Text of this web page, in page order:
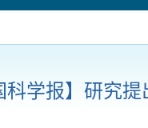
科学报】研究